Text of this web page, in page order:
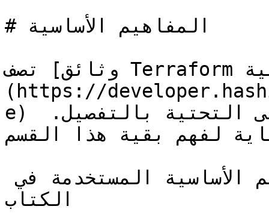
# المفاهيم الأساسية
تصف [وثائق Terraform الرسمية]
(https://
e) جميع مصطلحات تعريف البنى التحتية بالتفصيل.
لفهم بقية هذا القسم.
يشرح هذا القسم المفاهيم الأساسية المستخدمة في
الكتاب